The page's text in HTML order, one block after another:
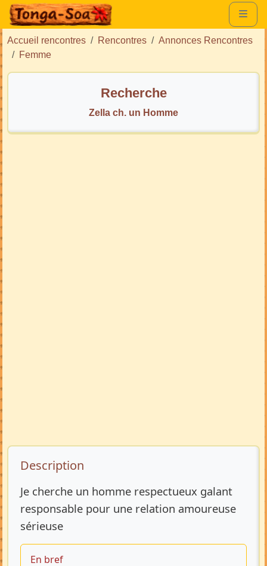
Accueil rencontres Rencontres
Annonces Rencontres
Femme
Recherche
Zella ch. un Homme
Description de l’annonce
Description
Je cherche un homme respectueux galant
responsable pour une relation amoureuse
sérieuse
En bref